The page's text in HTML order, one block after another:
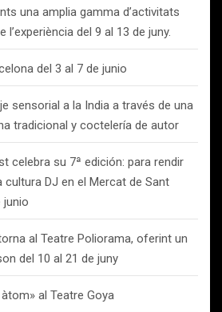
una amplia gamma d’activitats
l’experiència del 9 al 13 de juny.
del 3 al 7 de junio
sensorial a la India a través de una
tradicional y coctelería de autor
celebra su 7ª edición: para rendir
cultura DJ en el Mercat de Sant
junio
torna al Teatre Poliorama, oferint un
del 10 al 21 de juny
al Teatre Goya